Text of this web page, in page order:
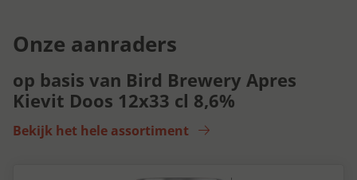
Onze aanraders
op basis van Bird Brewery Apres
Kievit Doos 12x33 cl 8,6%
Bekijk het hele assortiment